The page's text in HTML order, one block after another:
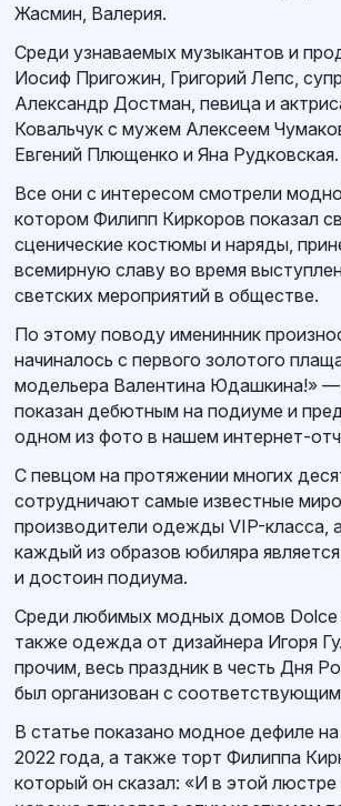
Жасмин, Валерия.
Среди узнаваемых музыкантов и
Иосиф Пригожин, Григорий Лепс,
Александр Достман, певица и
Ковальчук с мужем Алексеем
Евгений Плющенко и Яна Рудковская.
Все они с интересом смотрели
котором Филипп Киркоров показал
сценические костюмы и наряды,
всемирную славу во время
светских мероприятий в обществе.
По этому поводу именинник
начиналось с первого золотого
модельера Валентина Юдашкина!»
показан дебютным на подиуме и
одном из фото в нашем интернет-
С певцом на протяжении многих
сотрудничают самые известные
производители одежды VIP-класса,
каждый из образов юбиляра
и достоин подиума.
Среди любимых модных домов Dolce
также одежда от дизайнера Игоря
прочим, весь праздник в честь Дня
был организован с
В статье показано модное дефиле
2022 года, а также торт Филиппа
который он сказал: «И в этой люстре